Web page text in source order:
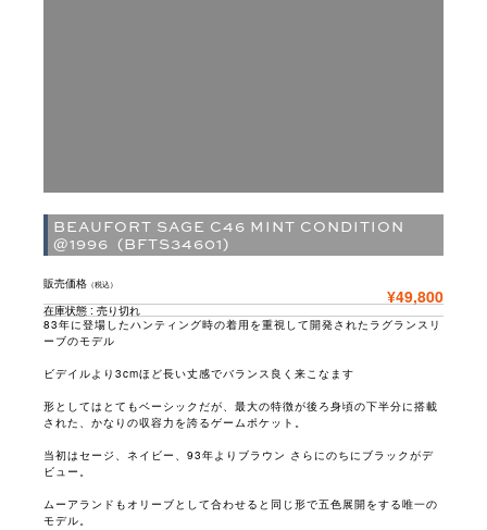
BEAUFORT SAGE C46 MINT CONDITION
@1996 (BFTS34601)
販売価格 （税込）
¥49,800
在庫状態 : 売り切れ
83年に登場したハンティング時の着用を重視して開発されたラグランスリ
ーブのモデル
ビデイルより 3cmほど長い丈感でバランス良く来こなます
形としてはとてもベーシックだが、最大の特徴が後ろ身頃の下半分に搭載
された、かなりの収容力を誇るゲームポケット。
当初はセージ、ネイビー、 93年よりブラウン さらにのちにブラックがデ
ビュー。
ムーアランドもオリーブとして合わせると同じ形で五色展開をする唯一の
モデル。